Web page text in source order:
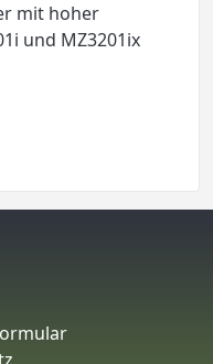
mit hoher
und MZ3201ix